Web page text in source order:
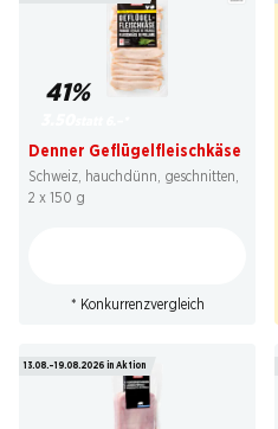
41%
Denner Geflügelfleischkäse
Schweiz, hauchdünn, geschnitten,
2 x 150 g
* Konkurrenzvergleich
13.08.–19.08.2026 in Aktion